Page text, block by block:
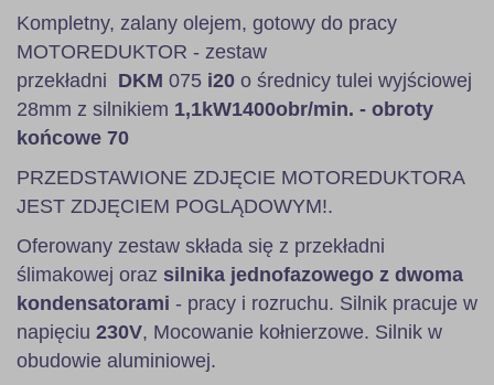
Kompletny, zalany olejem, gotowy do pracy
MOTOREDUKTOR - zestaw
przekładni DKM 075 i20 o średnicy tulei wyjściowej
28mm z silnikiem 1,1kW1400obr/min. - obroty
końcowe 70
PRZEDSTAWIONE ZDJĘCIE MOTOREDUKTORA
JEST ZDJĘCIEM POGLĄDOWYM!.
Oferowany zestaw składa się z przekładni
ślimakowej oraz silnika jednofazowego z dwoma
kondensatorami - pracy i rozruchu. Silnik pracuje w
napięciu 230V, Mocowanie kołnierzowe. Silnik w
obudowie aluminiowej.